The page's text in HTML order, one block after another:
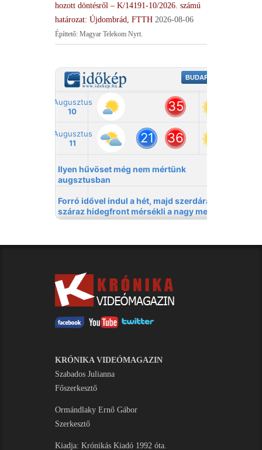
hozott döntésről – K/14191-10/2026. számú
határozat: Újdombrád, FTTH 2026-08-06
Építtető: Magyar Telekom Nyrt.
KRÓNIKA VIDEÓMAGAZIN
Szabados Julianna
Főszerkesztő
Ormándlaky Ernő Gábor
Szerkesztő
Kiadja: Krónikás Kiadó 1992 óta.